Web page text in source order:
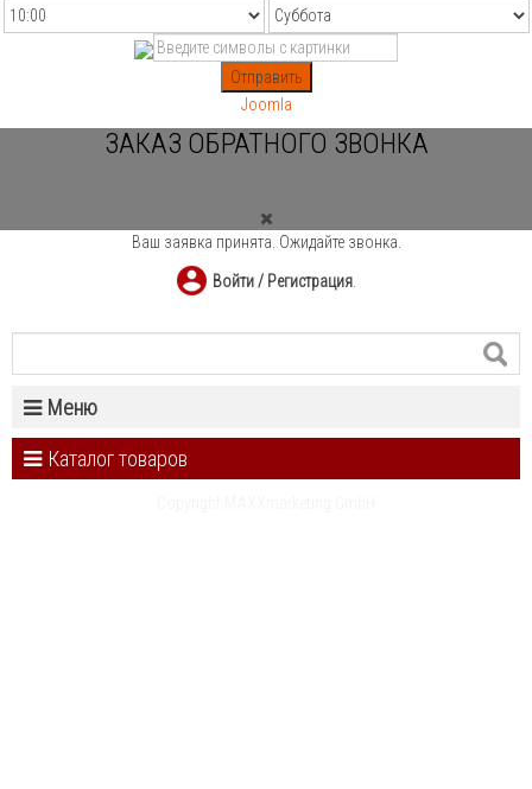
Отправить
Joomla
ЗАКАЗ ОБРАТНОГО ЗВОНКА
Ваш заявка принята. Ожидайте звонка.
Войти / Регистрация.
Меню
Каталог товаров